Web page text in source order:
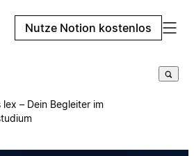
Nutze Notion kostenlos
lex – Dein Begleiter im